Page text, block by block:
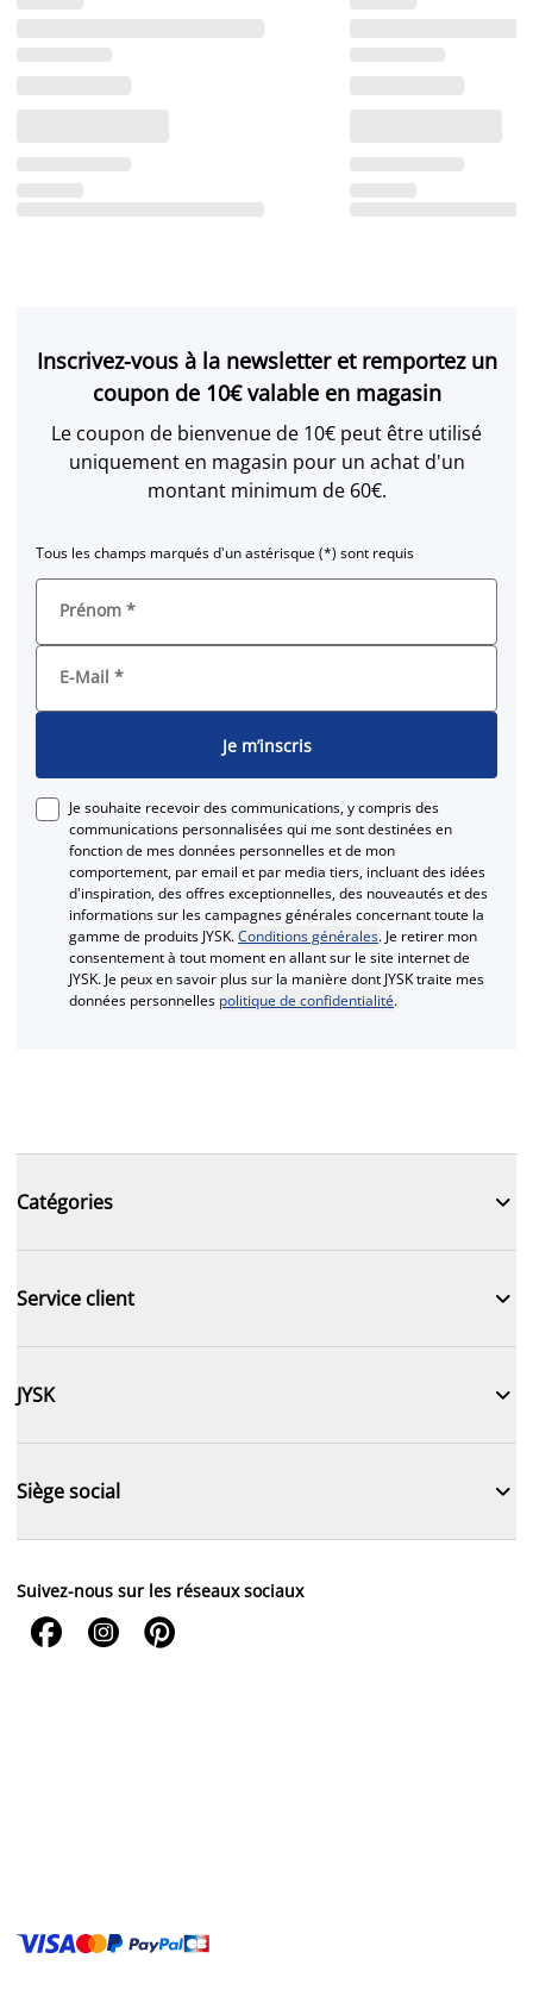
Inscrivez-vous à la newsletter et remportez un
coupon de 10€ valable en magasin
Le coupon de bienvenue de 10€ peut être utilisé
uniquement en magasin pour un achat d'un
montant minimum de 60€.
Tous les champs marqués d'un astérisque (*) sont requis
Prénom *
E-Mail *
Je m’inscris
Je souhaite recevoir des communications, y compris des
communications personnalisées qui me sont destinées en
fonction de mes données personnelles et de mon
comportement, par email et par media tiers, incluant des idées
d'inspiration, des offres exceptionnelles, des nouveautés et des
informations sur les campagnes générales concernant toute la
gamme de produits JYSK.Conditions générales. Je retirer mon
consentement à tout moment en allant sur le site internet de
JYSK. Je peux en savoir plus sur la manière dont JYSK traite mes
données personnelles politique de confidentialité.
Catégories 
Service client 
JYSK 
Siège social 
Suivez-nous sur les réseaux sociaux
  